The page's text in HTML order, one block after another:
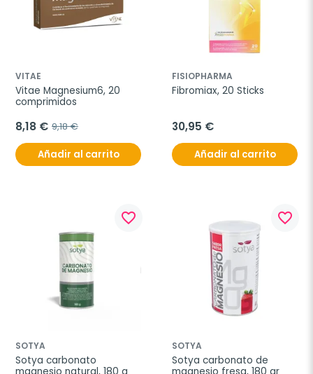
VITAE
Vitae Magnesium6, 20
comprimidos
8,18 € 9,18 €
Añadir al carrito
FISIOPHARMA
Fibromiax, 20 Sticks
30,95 €
Añadir al carrito
favorite_border
SOTYA
Sotya carbonato
favorite_border
SOTYA
Sotya carbonato de